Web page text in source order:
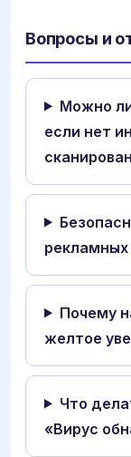
Вопросы и
Можно
если нет
рекламных
Почему
желтое
Что
«Вирус